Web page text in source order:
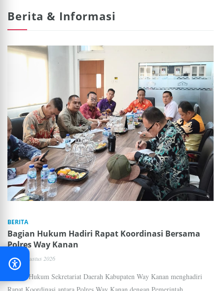
Berita & Informasi
BERITA
Bagian Hukum Hadiri Rapat Koordinasi Bersama
Polres Way Kanan
06 Agustus 2026
Bagian Hukum Sekretariat Daerah Kabupaten Way Kanan menghadiri
Rapat Koordinasi antara Polres Way Kanan dengan Pemerintah